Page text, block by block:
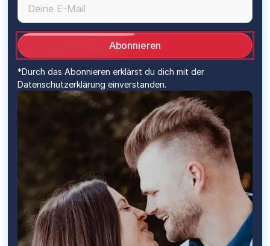
Abonnieren
*Durch das Abonnieren erklärst du dich mit der
Datenschutzerklärung einverstanden.